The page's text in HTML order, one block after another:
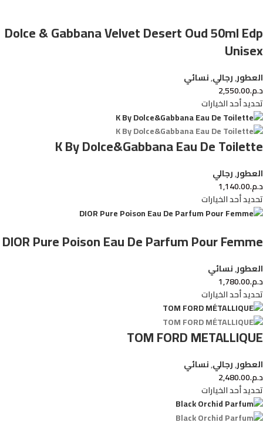
Dolce & Gabbana Velvet Desert Oud 50ml Edp
Unisex
العطور,رجالي,نسائي
د.م.2,550.00
تحديد أحد الخيارات
K By Dolce&Gabbana Eau De Toilette
العطور,رجالي
د.م.1,140.00
تحديد أحد الخيارات
DIOR Pure Poison Eau De Parfum Pour Femme
العطور,نسائي
د.م.1,780.00
تحديد أحد الخيارات
TOM FORD METALLIQUE
العطور,رجالي,نسائي
د.م.2,480.00
تحديد أحد الخيارات